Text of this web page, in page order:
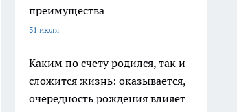
преимущества
31 июля
Каким по счету родился, так и
сложится жизнь: оказывается,
очередность рождения влияет